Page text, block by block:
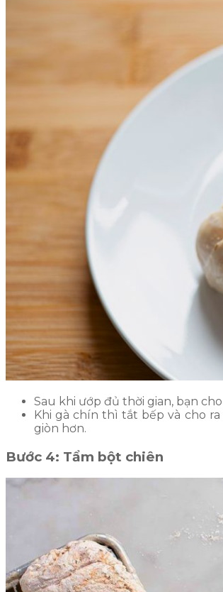
Sau khi ướp đủ thời gian, bạn
Khi gà chín thì tắt bếp và cho
giòn hơn.
Bước 4: Tẩm bột chiên